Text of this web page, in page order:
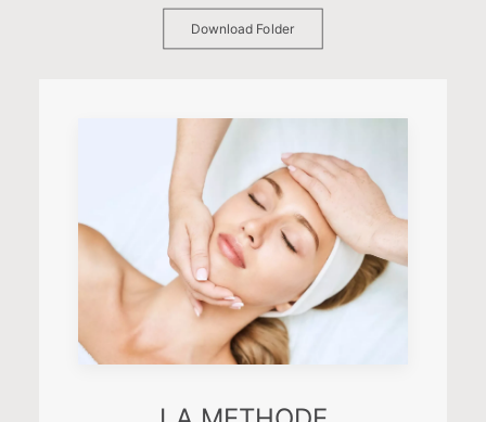
Download Folder